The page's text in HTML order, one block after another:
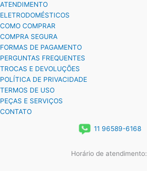
ATENDIMENTO
ELETRODOMÉSTICOS
COMO COMPRAR
COMPRA SEGURA
FORMAS DE PAGAMENTO
PERGUNTAS FREQUENTES
TROCAS E DEVOLUÇÕES
POLÍTICA DE PRIVACIDADE
TERMOS DE USO
PEÇAS E SERVIÇOS
CONTATO
11 96589-6168
Horário de atendimento: